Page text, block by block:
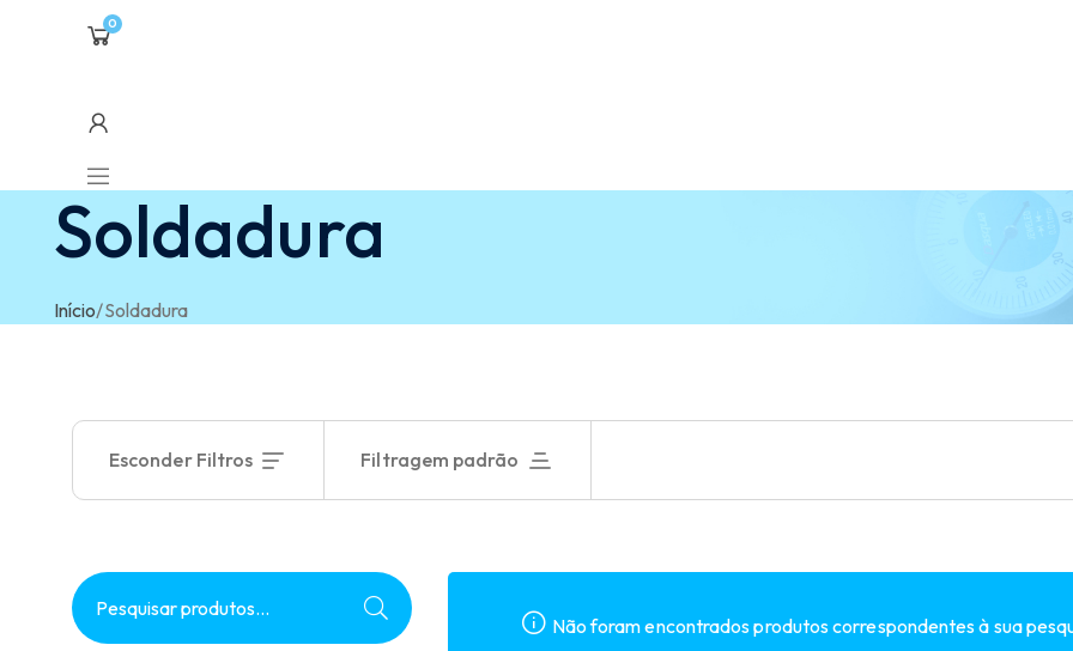
0
Soldadura
Início/Soldadura
Esconder Filtros Filtragem padrão
Pesquisar
por:
Não foram encontrados produtos correspondentes à sua